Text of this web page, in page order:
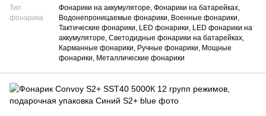
Тип
фонарика
Фонарики на аккумуляторе, Фонарики на батарейках,
Водонепроницаемые фонарики, Военные фонарики,
Тактические фонарики, LED фонарики, LED фонарики на
аккумуляторе, Светодидные фонарики на батарейках,
Карманные фонарики, Ручные фонарики, Мощные
фонарики, Металлические фонарики